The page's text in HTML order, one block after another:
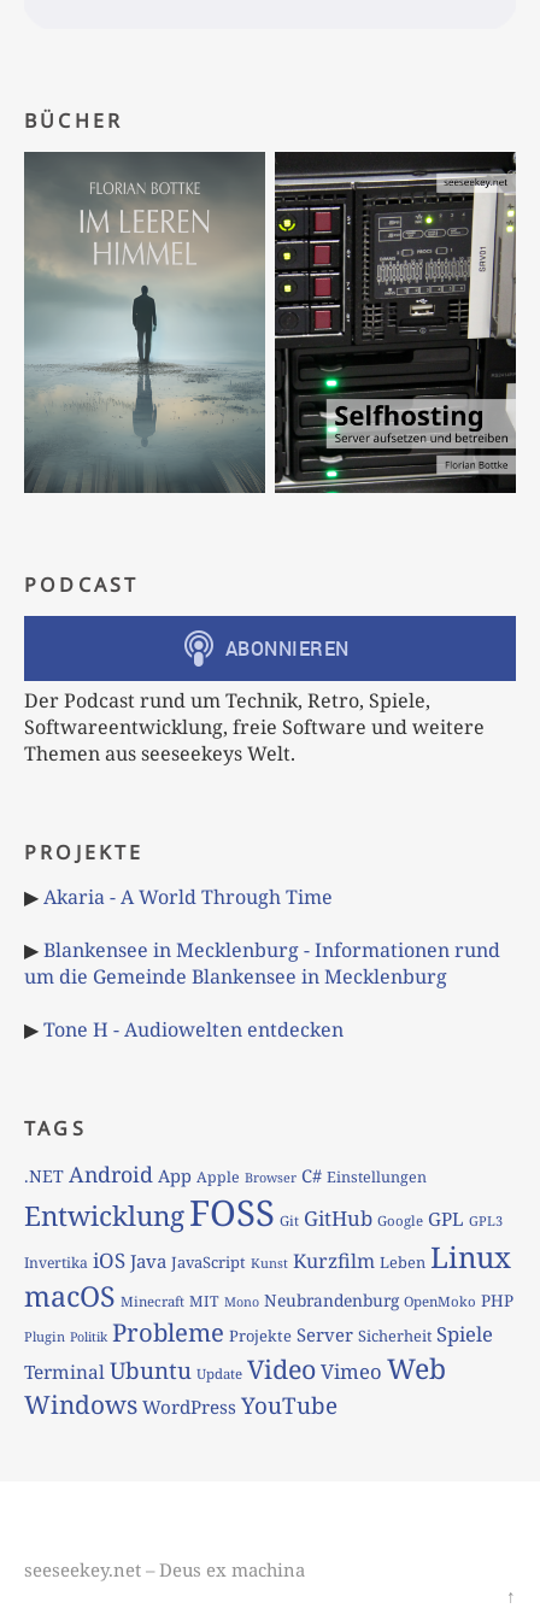
BÜCHER
PODCAST
Der Podcast rund um Technik, Retro, Spiele,
Softwareentwicklung, freie Software und weitere
Themen aus seeseekeys Welt.
PROJEKTE
▶Akaria - A World Through Time
▶Blankensee in Mecklenburg - Informationen rund
um die Gemeinde Blankensee in Mecklenburg
▶Tone H - Audiowelten entdecken
TAGS
.NET Android App Apple Browser C# Einstellungen
EntwicklungFOSS Git GitHub Google GPL GPL3
Invertika iOS Java JavaScript Kunst Kurzfilm Leben Linux
macOS Minecraft MIT Mono Neubrandenburg OpenMoko PHP
Plugin Politik Probleme Projekte Server Sicherheit Spiele
TerminalUbuntu Update VideoVimeo Web
Windows WordPress YouTube
seeseekey.net – Deus ex machina
↑